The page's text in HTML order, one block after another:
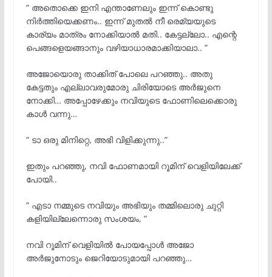
” അതൊക്കെ ഇനി എന്താണേലും ഇന്ന് കൊണ്ടു
നിർത്തിയെക്കണം.. ഇന്ന് മുതൽ നീ രെമ്യയുടെ
കാര്യം മാത്രം നോക്കിയാൽ മതി.. കേട്ടല്ലോ.. എന്റെ
പെങ്ങളെയങ്ങാനും വഴിയാധാരമാക്കിയാലാ.. ”
അജോയൊരു താക്കിത് പോലെ പറഞ്ഞു.. അതു
കേട്ടതും എല്ലാവരുമോരു ചിരിയോടെ അർജുനെ
നോക്കി… അപ്പോഴേക്കും നവിയുടെ ഫോണിലെക്കൊരു
കാൾ വന്നു…
” ടാ ഒരു മിനിറ്റെ, അഭി വിളിക്കുന്നു..”
ഇതും പറഞ്ഞു, നവി ഫോണമായി റൂമിന് വെളിയിലേക്ക്
പോയി..
” എടാ നമ്മുടെ നവിയും അഭിയും തമ്മിലൊരു ചുറ്റി
കളിയില്ലേന്നൊരു സംശയം, ”
നവി റൂമിന് വെളിയിൽ പോയപ്പോൾ അജോ
അർജുനോടും ജെറിയോടുമായി പറഞ്ഞു…